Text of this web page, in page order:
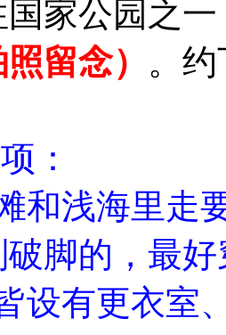
国家公园之一
留念） 。
：
和浅海里走
破脚的，最
设有更衣室